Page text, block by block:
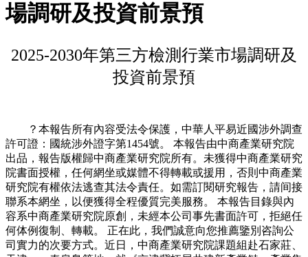
場調研及投資前景預
2025-2030年第三方檢測行業市場調研及
投資前景預
？本報告所有內容受法令保護，中華人平易近國涉外調查
許可證：國統涉外證字第1454號。 本報告由中商產業研究院
出品，報告版權歸中商產業研究院所有。未獲得中商產業研究
院書面授權，任何網坐或媒體不得轉載或援用，否則中商產業
研究院有權依法逃查其法令責任。如需訂閱研究報告，請间接
聯系本網坐，以便獲得全程優質完美服務。 本報告目錄與內
容系中商產業研究院原創，未經本公司事先書面許可，拒絕任
何体例復制、轉載。 正在此，我們誠意向您推薦鑒別咨詢公
司實力的次要方式。近日，中商產業研究院課題組赴石家莊、